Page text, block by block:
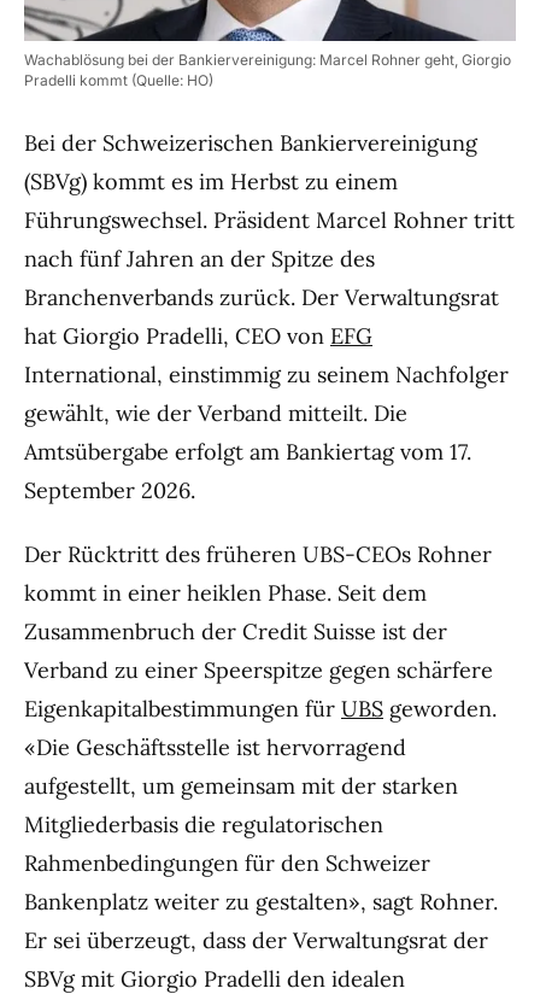
Wachablösung bei der Bankiervereinigung: Marcel Rohner geht, Giorgio
Pradelli kommt (Quelle: HO)
Bei der Schweizerischen Bankiervereinigung
(SBVg) kommt es im Herbst zu einem
Führungswechsel. Präsident Marcel Rohner tritt
nach fünf Jahren an der Spitze des
Branchenverbands zurück. Der Verwaltungsrat
hat Giorgio Pradelli, CEO von EFG
International, einstimmig zu seinem Nachfolger
gewählt, wie der Verband mitteilt. Die
Amtsübergabe erfolgt am Bankiertag vom 17.
September 2026.
Der Rücktritt des früheren UBS-CEOs Rohner
kommt in einer heiklen Phase. Seit dem
Zusammenbruch der Credit Suisse ist der
Verband zu einer Speerspitze gegen schärfere
Eigenkapitalbestimmungen für UBS geworden.
«Die Geschäftsstelle ist hervorragend
aufgestellt, um gemeinsam mit der starken
Mitgliederbasis die regulatorischen
Rahmenbedingungen für den Schweizer
Bankenplatz weiter zu gestalten», sagt Rohner.
Er sei überzeugt, dass der Verwaltungsrat der
SBVg mit Giorgio Pradelli den idealen